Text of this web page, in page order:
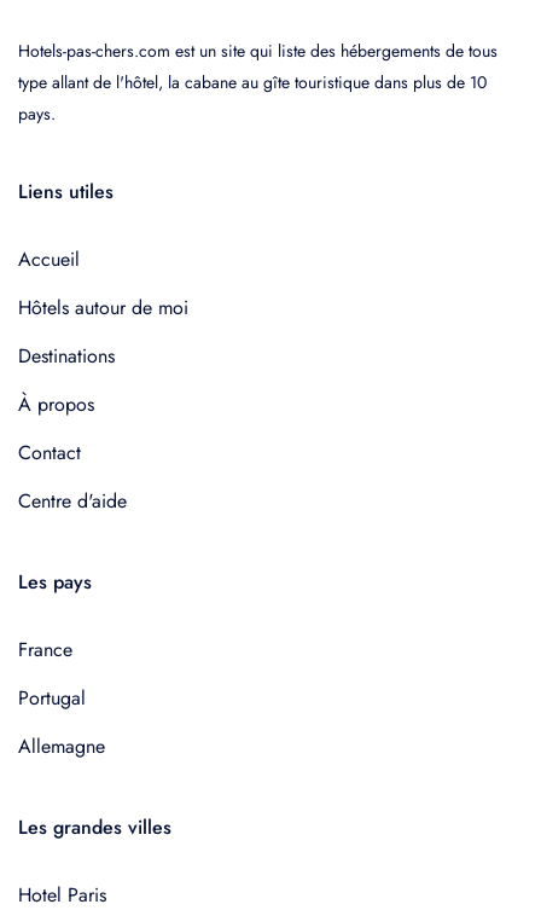
Hotels-pas-chers.com est un site qui liste des hébergements de tous
type allant de l'hôtel, la cabane au gîte touristique dans plus de 10
pays.
Liens utiles
Accueil
Hôtels autour de moi
Destinations
À propos
Contact
Centre d'aide
Les pays
France
Portugal
Allemagne
Les grandes villes
Hotel Paris